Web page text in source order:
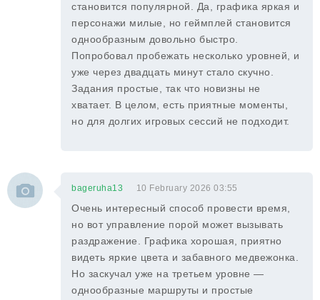
становится популярной. Да, графика яркая и
персонажи милые, но геймплей становится
однообразным довольно быстро.
Попробовал пробежать несколько уровней, и
уже через двадцать минут стало скучно.
Задания простые, так что новизны не
хватает. В целом, есть приятные моменты,
но для долгих игровых сессий не подходит.
bageruha13 10 February 2026 03:55
Очень интересный способ провести время,
но вот управление порой может вызывать
раздражение. Графика хорошая, приятно
видеть яркие цвета и забавного медвежонка.
Но заскучал уже на третьем уровне —
однообразные маршруты и простые